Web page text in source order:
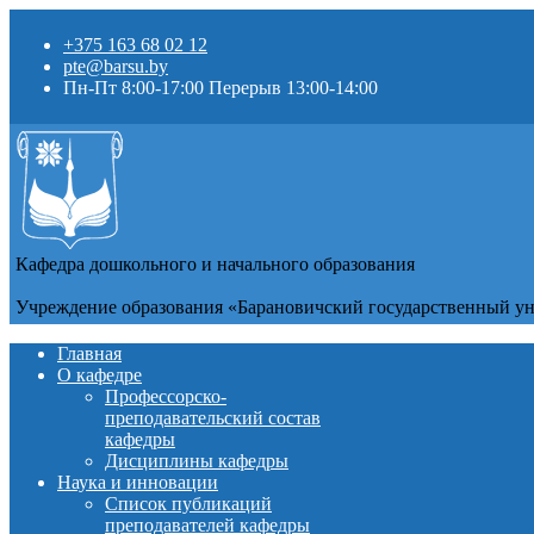
+375 163 68 02 12
pte@barsu.by
Пн-Пт 8:00-17:00 Перерыв 13:00-14:00
Кафедра дошкольного и начального образования
Учреждение образования «Барановичский государственный
Главная
О кафедре
Профессорско-
преподавательский состав
кафедры
Дисциплины кафедры
Наука и инновации
Список публикаций
преподавателей кафедры